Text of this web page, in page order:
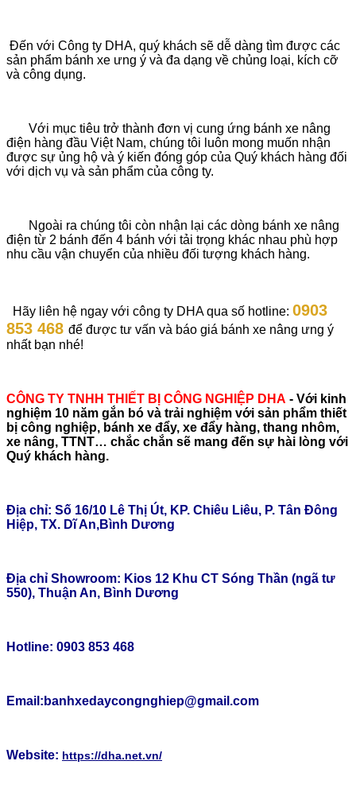
Đến với Công ty DHA, quý khách sẽ dễ dàng tìm được các
sản phẩm bánh xe ưng ý và đa dạng về chủng loại, kích cỡ
và công dụng.
Với mục tiêu trở thành đơn vị cung ứng bánh xe nâng
điện hàng đầu Việt Nam, chúng tôi luôn mong muốn nhận
được sự ủng hộ và ý kiến đóng góp của Quý khách hàng đối
với dịch vụ và sản phẩm của công ty.
Ngoài ra chúng tôi còn nhận lại các dòng bánh xe nâng
điện từ 2 bánh đến 4 bánh với tải trọng khác nhau phù hợp
nhu cầu vận chuyển của nhiều đối tượng khách hàng.
Hãy liên hệ ngay với công ty DHA qua số hotline: 0903
853 468 để được tư vấn và báo giá bánh xe nâng ưng ý
nhất bạn nhé!
CÔNG TY TNHH THIẾT BỊ CÔNG NGHIỆP DHA - Với kinh
nghiệm 10 năm gắn bó và trải nghiệm với sản phẩm thiết
bị công nghiệp, bánh xe đẩy, xe đẩy hàng, thang nhôm,
xe nâng, TTNT… chắc chắn sẽ mang đến sự hài lòng với
Quý khách hàng.
Địa chỉ: Số 16/10 Lê Thị Út, KP. Chiêu Liêu, P. Tân Đông
Hiệp, TX. Dĩ An,Bình Dương
Địa chỉ Showroom: Kios 12 Khu CT Sóng Thần (ngã tư
550), Thuận An, Bình Dương
Hotline: 0903 853 468
Email:banhxedaycongnghiep@gmail.com
Website: https://dha.net.vn/